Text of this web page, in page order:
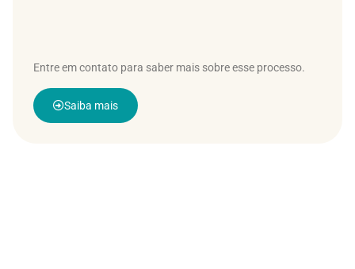
Entre em contato para saber mais sobre esse processo.
Saiba mais